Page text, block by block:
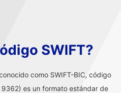
SWIFT?
como SWIFT-BIC, código
9362) es un formato estándar de